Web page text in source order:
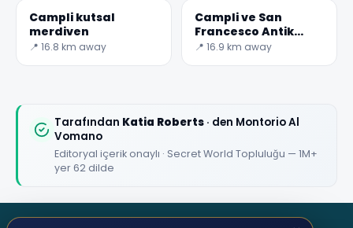
Campli kutsal
merdiven
📍 16.8 km away
Campli ve San
Francesco Antik
Manastırı Müzesi
📍 16.9 km away
Tarafından Katia Roberts · den Montorio Al
Vomano
Editoryal içerik onaylı · Secret World Topluluğu — 1M+
yer 62 dilde